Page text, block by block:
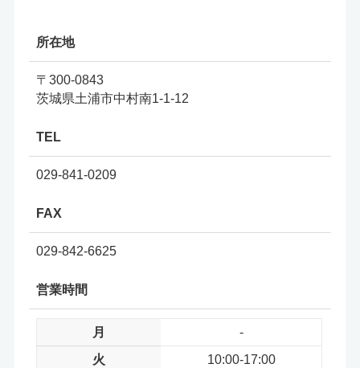
所在地
〒300-0843
茨城県土浦市中村南1-1-12
TEL
029-841-0209
FAX
029-842-6625
営業時間
月
-
火
10:00-17:00